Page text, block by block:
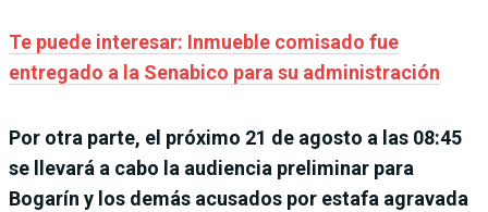
Te puede interesar: Inmueble comisado fue
entregado a la Senabico para su administración
Por otra parte, el próximo 21 de agosto a las 08:45
se llevará a cabo la audiencia preliminar para
Bogarín y los demás acusados por estafa agravada